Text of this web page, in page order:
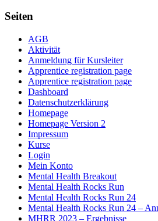
Seiten
AGB
Aktivität
Anmeldung für Kursleiter
Apprentice registration page
Apprentice registration page
Dashboard
Datenschutzerklärung
Homepage
Homepage Version 2
Impressum
Kurse
Login
Mein Konto
Mental Health Breakout
Mental Health Rocks Run
Mental Health Rocks Run 24
Mental Health Rocks Run 24 –
MHRR 2023 – Ergebnisse